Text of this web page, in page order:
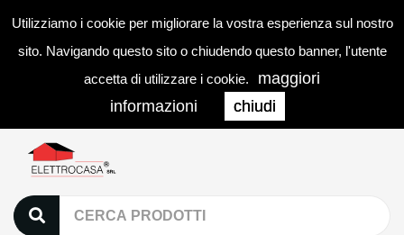
Utilizziamo i cookie per migliorare la vostra esperienza sul nostro
sito. Navigando questo sito o chiudendo questo banner, l'utente
accetta di utilizzare i cookie.
maggiori
informazioni
chiudi
0